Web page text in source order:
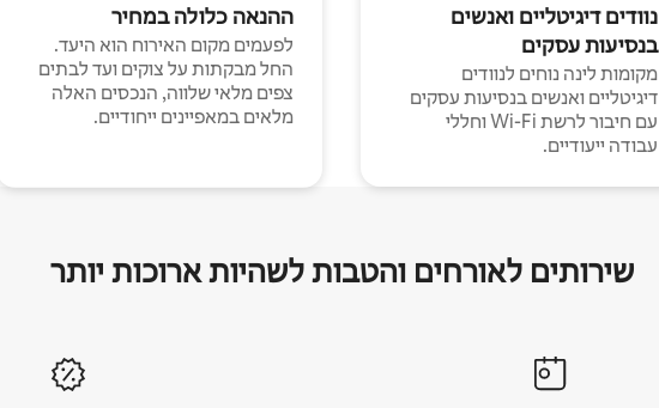
נוודים דיגיטליים ואנשים
בנסיעות עסקים
מקומות לינה נוחים לנוודים
דיגיטליים ואנשים בנסיעות עסקים
עם חיבור לרשת Wi-Fi וחללי
עבודה ייעודיים.
ההנאה כלולה במחיר
לפעמים מקום האירוח הוא היעד.
החל מבקתות על צוקים ועד לבתים
צפים מלאי שלווה, הנכסים האלה
מלאים במאפיינים ייחודיים.
שירותים לאורחים והטבות לשהיות ארוכות יותר